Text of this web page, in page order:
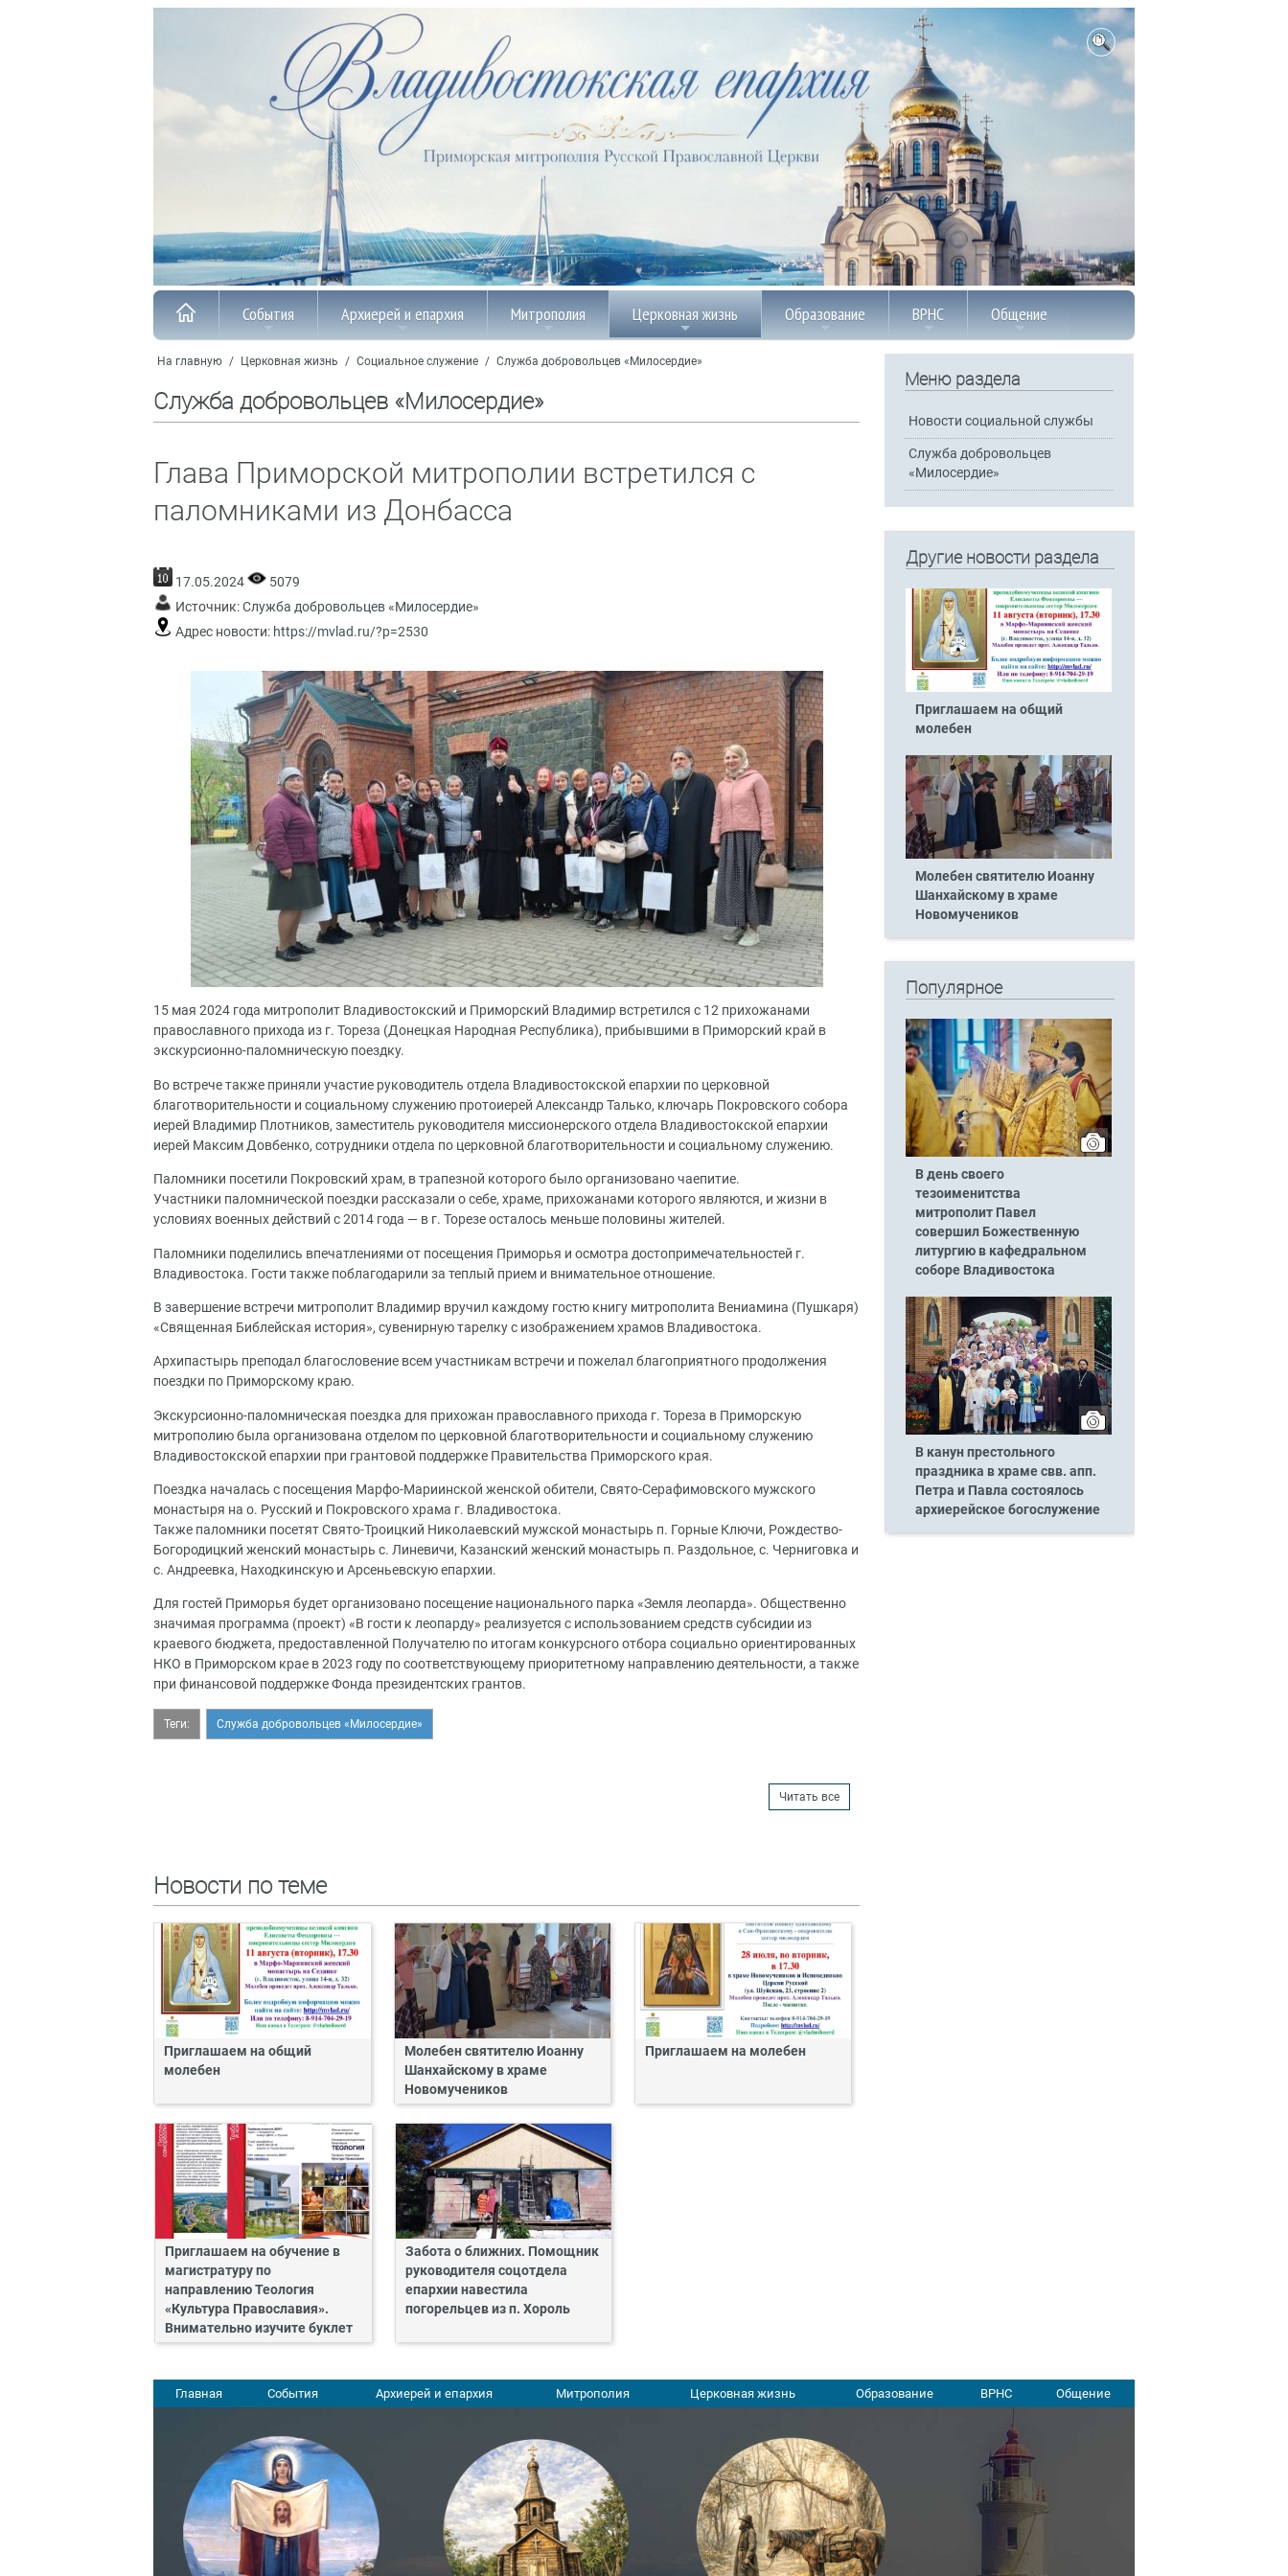
События Архиерей и епархия Митрополия Церковная жизнь Образование ВРНС Общение
На главную / Церковная жизнь / Социальное служение / Служба добровольцев «Милосердие»
Служба добровольцев «Милосердие»
Глава Приморской митрополии встретился с
паломниками из Донбасса
17.05.2024
5079
Источник:Служба добровольцев «Милосердие»
Адрес новости: https://mvlad.ru/?p=2530
15 мая 2024 года митрополит Владивостокский и Приморский Владимир встретился с 12 прихожанами
православного прихода из г. Тореза (Донецкая Народная Республика), прибывшими в Приморский край в
экскурсионно-паломническую поездку.
Во встрече также приняли участие руководитель отдела Владивостокской епархии по церковной
благотворительности и социальному служению протоиерей Александр Талько, ключарь Покровского собора
иерей Владимир Плотников, заместитель руководителя миссионерского отдела Владивостокской епархии
иерей Максим Довбенко, сотрудники отдела по церковной благотворительности и социальному служению.
Паломники посетили Покровский храм, в трапезной которого было организовано чаепитие.
Участники паломнической поездки рассказали о себе, храме, прихожанами которого являются, и жизни в
условиях военных действий с 2014 года — в г. Торезе осталось меньше половины жителей.
Паломники поделились впечатлениями от посещения Приморья и осмотра достопримечательностей г.
Владивостока. Гости также поблагодарили за теплый прием и внимательное отношение.
В завершение встречи митрополит Владимир вручил каждому гостю книгу митрополита Вениамина (Пушкаря)
«Священная Библейская история», сувенирную тарелку с изображением храмов Владивостока.
Архипастырь преподал благословение всем участникам встречи и пожелал благоприятного продолжения
поездки по Приморскому краю.
Экскурсионно-паломническая поездка для прихожан православного прихода г. Тореза в Приморскую
митрополию была организована отделом по церковной благотворительности и социальному служению
Владивостокской епархии при грантовой поддержке Правительства Приморского края.
Поездка началась с посещения Марфо-Мариинской женской обители, Свято-Серафимовского мужского
монастыря на о. Русский и Покровского храма г. Владивостока.
Также паломники посетят Свято-Троицкий Николаевский мужской монастырь п. Горные Ключи, Рождество-
Богородицкий женский монастырь с. Линевичи, Казанский женский монастырь п. Раздольное, с. Черниговка и
с. Андреевка, Находкинскую и Арсеньевскую епархии.
Для гостей Приморья будет организовано посещение национального парка «Земля леопарда». Общественно
значимая программа (проект) «В гости к леопарду» реализуется с использованием средств субсидии из
краевого бюджета, предоставленной Получателю по итогам конкурсного отбора социально ориентированных
НКО в Приморском крае в 2023 году по соответствующему приоритетному направлению деятельности, а также
при финансовой поддержке Фонда президентских грантов.
Теги: Служба добровольцев «Милосердие»
Читать все
Новости по теме
Приглашаем на общий
молебен
Молебен святителю Иоанну
Шанхайскому в храме
Новомучеников
Приглашаем на молебен
Приглашаем на обучение в
магистратуру по
направлению Теология
«Культура Православия».
Внимательно изучите буклет
Забота о ближних. Помощник
руководителя соцотдела
епархии навестила
погорельцев из п. Хороль
Меню раздела
Новости социальной службы
Служба добровольцев
«Милосердие»
Другие новости раздела
Приглашаем на общий
молебен
Молебен святителю Иоанну
Шанхайскому в храме
Новомучеников
Популярное
В день своего
тезоименитства
митрополит Павел
совершил Божественную
литургию в кафедральном
соборе Владивостока
В канун престольного
праздника в храме свв. апп.
Петра и Павла состоялось
архиерейское богослужение
Главная События Архиерей и епархия Митрополия Церковная жизнь Образование ВРНС Общение